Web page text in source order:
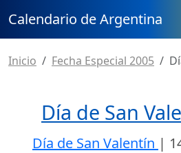
Calendario de Argentina
Inicio Fecha Especial 2005
Día de San
Día de San Valentín |